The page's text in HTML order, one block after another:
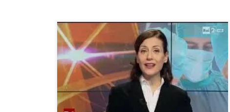
TG2 Medicina 33 Infortuni sugli sci: Tipologie e
Prevenzione Prof. Francesco Franceschi ortopedico
spalla, ginocchio e anca a Roma Intervista su Tg2
Medicina 33 sul tema degli infortuni sugli sci: Tipologie
e Prevenzione